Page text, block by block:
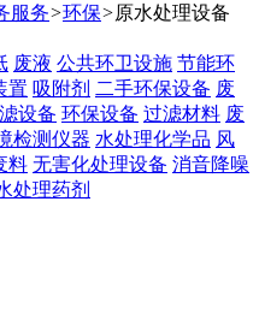
服务>环保>原水处理设备
废液 公共环卫设施 节能环
置 吸附剂 二手环保设备 废
设备 环保设备 过滤材料 废
检测仪器 水处理化学品 风
料 无害化处理设备 消音降噪
处理药剂